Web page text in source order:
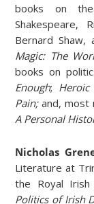
books on
Shakespeare,
Bernard Shaw,
Magic: The
books on
Enough;
Pain;and, most
A Personal
Nicholas
Literature at
the Royal Irish
Politics of Irish